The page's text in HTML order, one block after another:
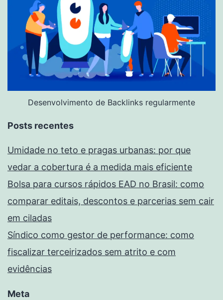
Desenvolvimento de Backlinks regularmente
Posts recentes
Umidade no teto e pragas urbanas: por que
vedar a cobertura é a medida mais eficiente
Bolsa para cursos rápidos EAD no Brasil: como
comparar editais, descontos e parcerias sem cair
em ciladas
Síndico como gestor de performance: como
fiscalizar terceirizados sem atrito e com
evidências
Meta